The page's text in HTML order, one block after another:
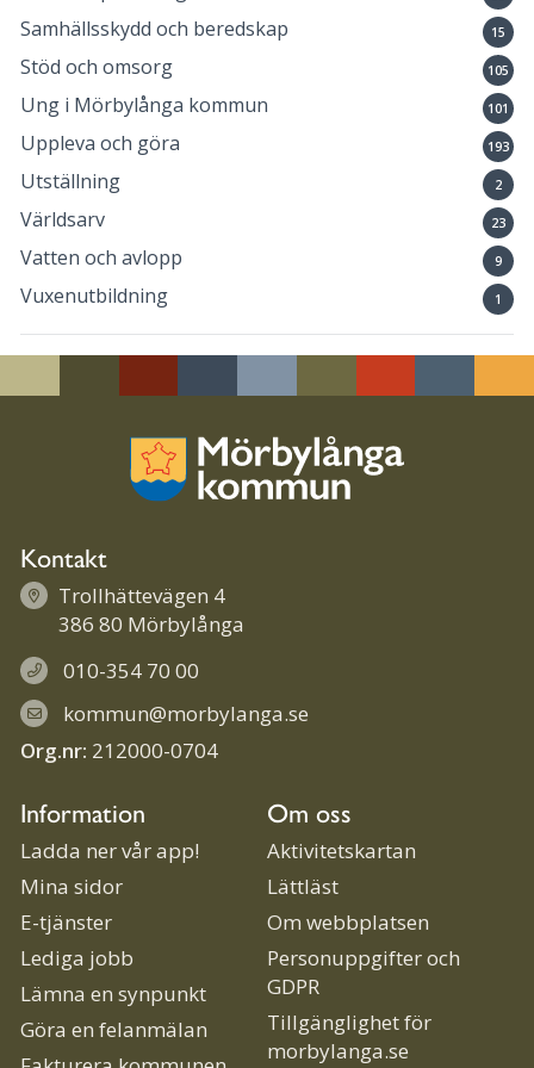
Samhällsskydd och beredskap 15
Stöd och omsorg 105
Ung i Mörbylånga kommun 101
Uppleva och göra 193
Utställning 2
Världsarv 23
Vatten och avlopp 9
Vuxenutbildning 1
Kontakt
Trollhättevägen 4
386 80 Mörbylånga
010-354 70 00
kommun@morbylanga.se
Org.nr: 212000-0704
Information
Ladda ner vår app!
Mina sidor
E-tjänster
Lediga jobb
Lämna en synpunkt
Göra en felanmälan
Om oss
Aktivitetskartan
Lättläst
Om webbplatsen
Personuppgifter och
GDPR
Tillgänglighet för
morbylanga.se